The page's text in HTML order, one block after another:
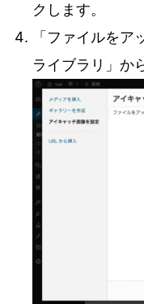
クします。
「ファイルを
ライブラリ」か